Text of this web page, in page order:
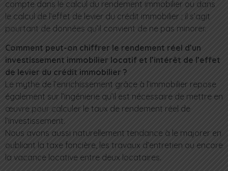
compte dans le calcul du rendement immobilier ou dans
le calcul de l’effet de levier du crédit immobilier ; il s’agit
pourtant de données qu’il convient de ne pas minorer.
Comment peut-on chiffrer le rendement réel d’un
investissement immobilier locatif et l’intérêt de l’effet
de levier du crédit immobilier ?
Le mythe de l’enrichissement grâce à l’immobilier repose
également sur l’ingénierie qu’il est nécessaire de mettre en
œuvre pour calculer le taux de rendement réel de
l’investissement.
Nous avons aussi naturellement tendance à le majorer en
oubliant la taxe foncière, les travaux d’entretien ou encore
la vacance locative entre deux locataires.